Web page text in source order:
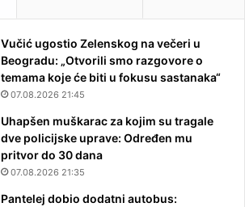
Vučić ugostio Zelenskog na večeri u
Beogradu: „Otvorili smo razgovore o
temama koje će biti u fokusu sastanaka“
07.08.2026 21:45
Uhapšen muškarac za kojim su tragale
dve policijske uprave: Određen mu
pritvor do 30 dana
07.08.2026 21:35
Pantelej dobio dodatni autobus: